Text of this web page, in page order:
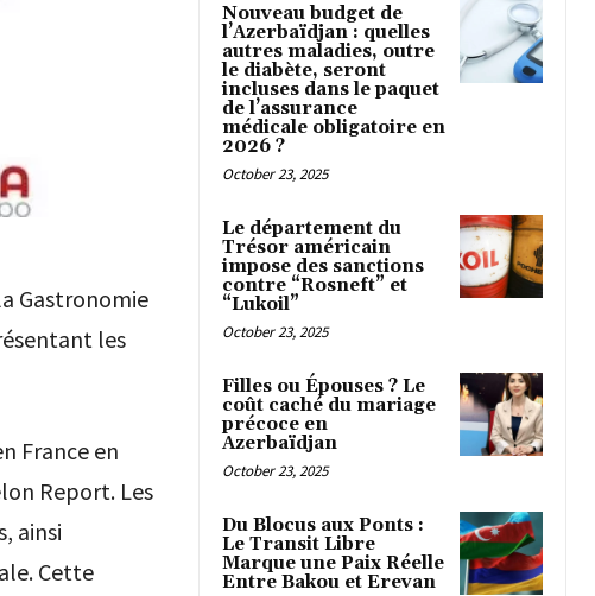
Gastronomie
les
France en
Report. Les
ainsi
Cette
Nouveau budget de
l’Azerbaïdjan : quelles
autres maladies, outre
le diabète, seront
incluses dans le paquet
de l’assurance
médicale obligatoire en
2026 ?
October 23, 2025
Le département du
Trésor américain
impose des sanctions
contre “Rosneft” et
“Lukoil”
October 23, 2025
Filles ou Épouses ? Le
coût caché du mariage
précoce en
Azerbaïdjan
October 23, 2025
Du Blocus aux Ponts :
Le Transit Libre
Marque une Paix Réelle
Entre Bakou et Erevan